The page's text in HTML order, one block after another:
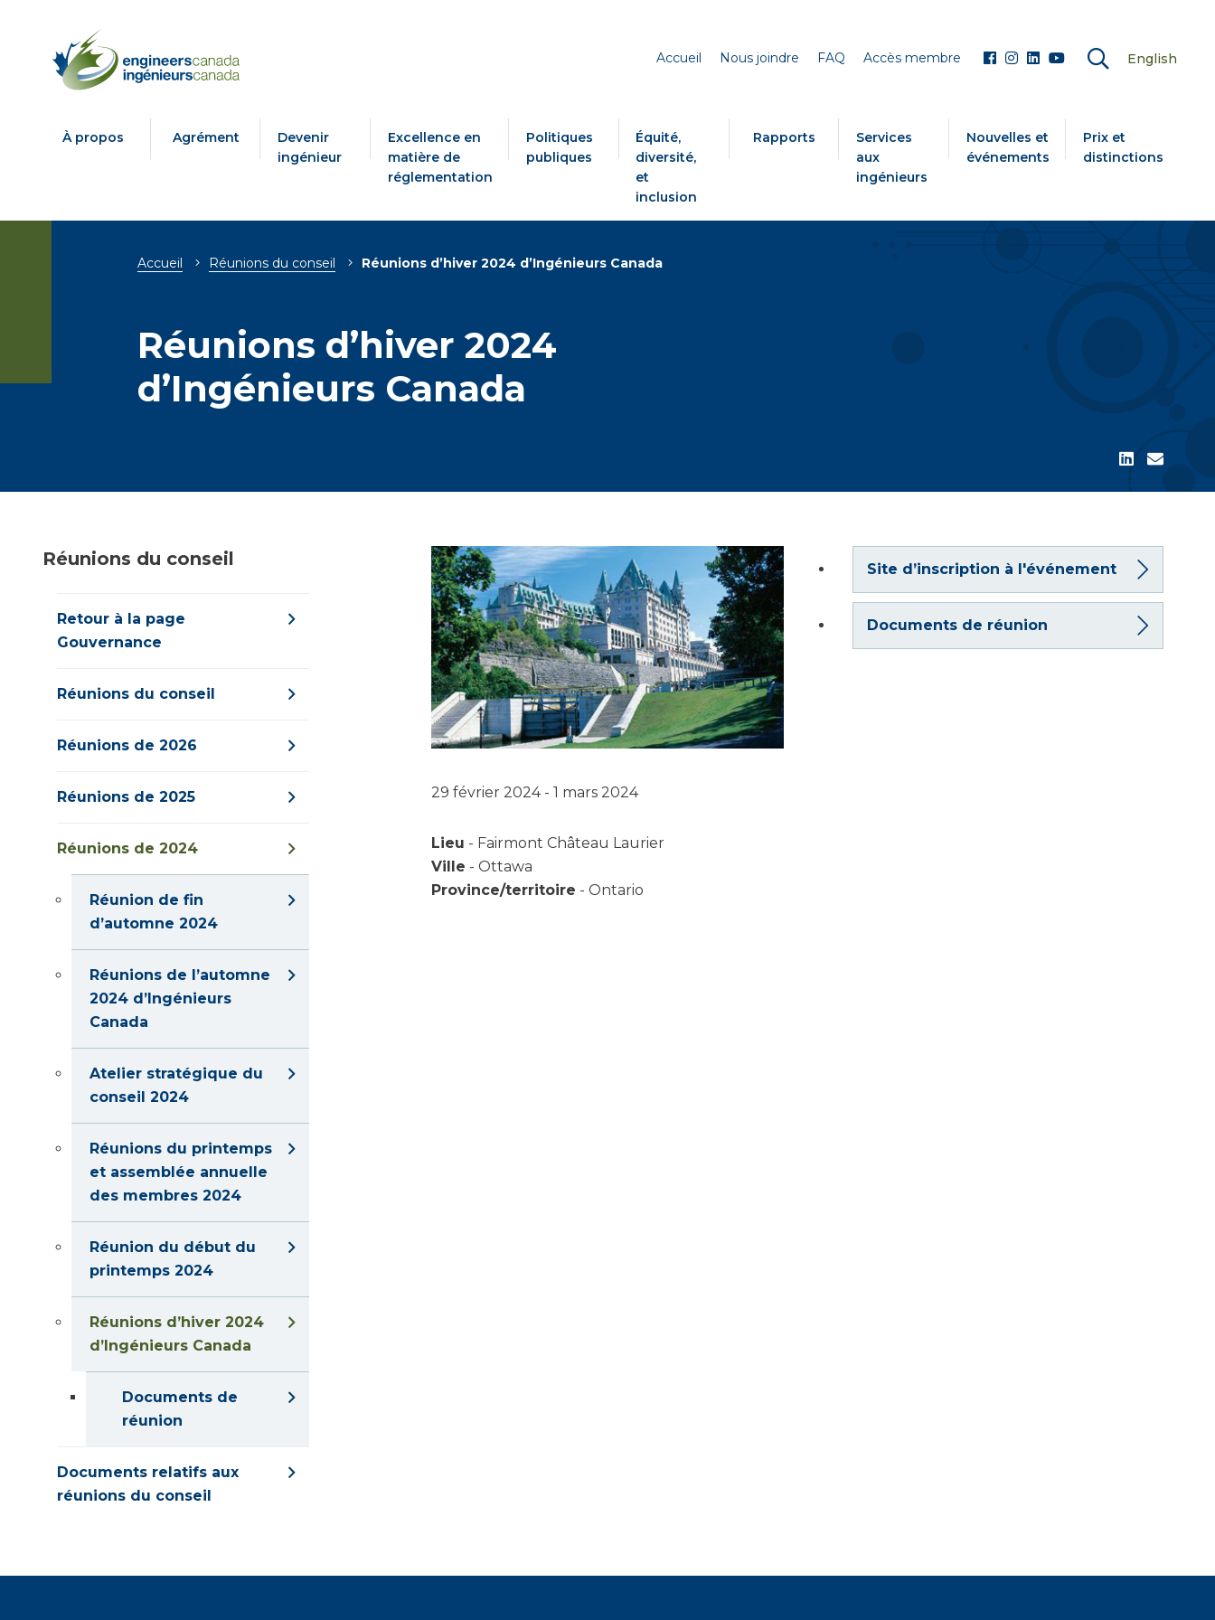
Accueil Nous joindre FAQ Accès membre English
À propos Agrément
Devenir
ingénieur
Excellence en
matière de
réglementation
Politiques
publiques
Équité,
diversité,
et
inclusion
Rapports
Services
aux
ingénieurs
Nouvelles et
événements
Prix et
distinctions
Fil
Accueil Réunions du conseil Réunions d’hiver 2024 d’Ingénieurs Canada
Réunions d’hiver 2024
d’Ingénieurs Canada
Réunions du conseil
Retour à la page
Gouvernance
Réunions du conseil
Réunions de 2026
Réunions de 2025
Réunions de 2024
Réunion de fin
d’automne 2024
Réunions de l’automne
2024 d’Ingénieurs
Canada
Atelier stratégique du
conseil 2024
Réunions du printemps
et assemblée annuelle
des membres 2024
Réunion du début du
printemps 2024
Réunions d’hiver 2024
d’Ingénieurs Canada
Documents de
réunion
Documents relatifs aux
réunions du conseil
Site d’inscription à l'événement
Documents de réunion
29 février 2024 - 1 mars 2024
Lieu - Fairmont Château Laurier
Ville - Ottawa
Province/territoire - Ontario